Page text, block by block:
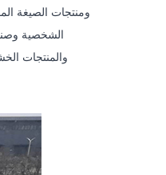
الشخصية